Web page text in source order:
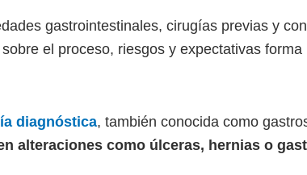
gastrointestinales, cirugías previas y
el proceso, riesgos y expectativas
diagnóstica, también conocida como
alteraciones como úlceras, hernias o